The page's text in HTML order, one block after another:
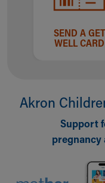
SEND A GET
WELL CARD
Akron
Support
pregnancy